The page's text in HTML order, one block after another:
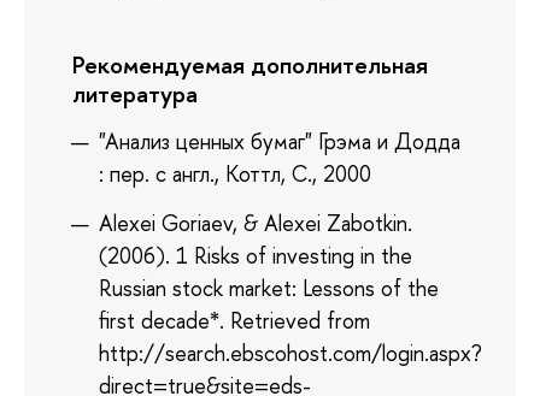
Рекомендуемая дополнительная
литература
"Анализ ценных бумаг" Грэма и Додда
: пер. с англ., Коттл, С., 2000
Alexei Goriaev, & Alexei Zabotkin.
(2006). 1 Risks of investing in the
Russian stock market: Lessons of the
first decade*. Retrieved from
http://search.ebscohost.com/login.aspx?
direct=true&site=eds-